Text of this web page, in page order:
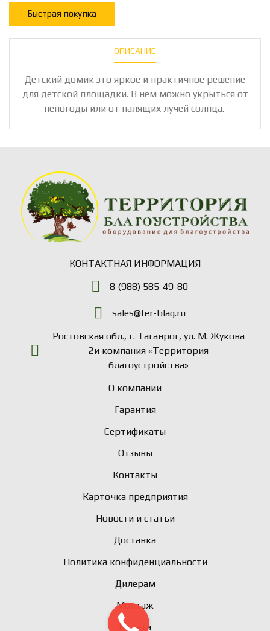
Быстрая покупка
ОПИСАНИЕ
Детский домик это яркое и практичное решение
для детской площадки. В нем можно укрыться от
непогоды или от палящих лучей солнца.
КОНТАКТНАЯ ИНФОРМАЦИЯ
8 (988) 585-49-80
sales@ter-blag.ru
Ростовская обл., г. Таганрог, ул. М. Жукова
2и компания «Территория
благоустройства»
О компании
Гарантия
Сертификаты
Отзывы
Контакты
Карточка предприятия
Новости и статьи
Доставка
Политика конфиденциальности
Дилерам
Монтаж
Оплата